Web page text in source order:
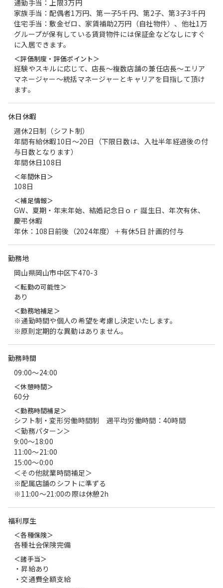
通勤手当：上限3万円
家族手当：配偶者1万円、第一子5千円、第2子、第3子3千円
住宅手当：敷金ゼロ、家賃補助2万円（自社物件）、他社1万
グループが保有している賃貸物件には保証金などなしにすぐ
に入居できます。
＜評価制度・評価ポイント＞
経験やスキルに応じて、店長～複数店舗の兼任店長～エリア
マネージャー～統括マネージャーとキャリアを目指して頂け
ます。
休日休暇
週休2日制（シフト制）
年間有給休暇10日～20日（下限日数は、入社半年経過後の付
与日数となります）
年間休日108日
＜年間休日＞
108日
＜補足情報＞
GW、夏期・年末年始、結婚記念日ｏｒ 誕生日、年次有休、
慶弔休暇
年休：108日前後（2024年度）＋有休5日 計画的付与
勤務地
岡山県岡山市中区下470-3
＜転勤の可能性＞
あり
＜勤務地補足＞
※通勤時間や個人の希望を考慮し決定いたします。
※原則定期的な異動はありません。
勤務時間
09:00〜24:00
＜休憩時間＞
60分
＜勤務時間補足＞
シフト制・変形労働時間制 週平均労働時間：40時間
＜勤務パターン＞
9:00～18:00
11:00～21:00
15:00～0:00
＜その他就業時間補足＞
※配属店舗のシフトに準ずる
※11:00～21:00の際は休憩2h
福利厚生
＜各種保険＞
各種社会保険完備
＜諸手当＞
・昇給あり
・交通費全額支給